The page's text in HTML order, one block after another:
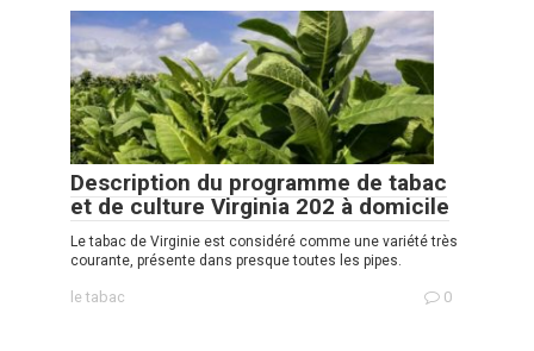
Description du programme de tabac
et de culture Virginia 202 à domicile
Le tabac de Virginie est considéré comme une variété très
courante, présente dans presque toutes les pipes.
le tabac 0